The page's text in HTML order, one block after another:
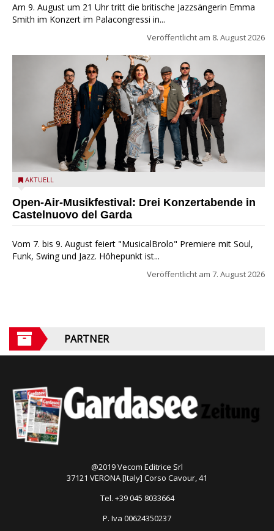
Am 9. August um 21 Uhr tritt die britische Jazzsängerin Emma
Smith im Konzert im Palacongressi in...
Veröffentlicht am 8. August 2026
Castelnuovo del Garda: Die "Dirotta su Cuba" zu Gast beim
AKTUELL
Open-Air-Musikfestival: Drei Konzertabende in
Castelnuovo del Garda
Vom 7. bis 9. August feiert "MusicalBrolo" Premiere mit Soul,
Funk, Swing und Jazz. Höhepunkt ist...
Veröffentlicht am 7. August 2026
PARTNER
@2019 Vecom Editrice Srl
37121 VERONA [Italy] Corso Cavour, 41
Tel. +39 045 8033664
P. Iva 00624350237